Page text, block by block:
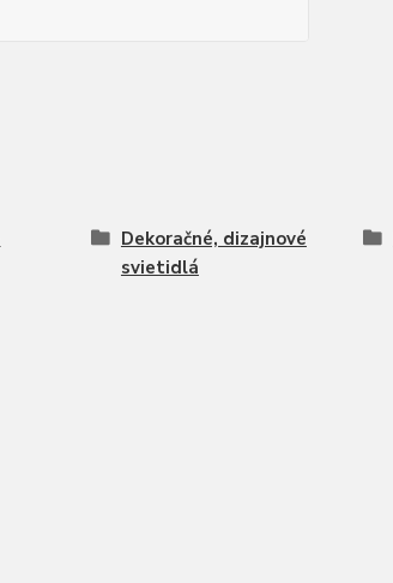
Dekoračné, dizajnové
svietidlá